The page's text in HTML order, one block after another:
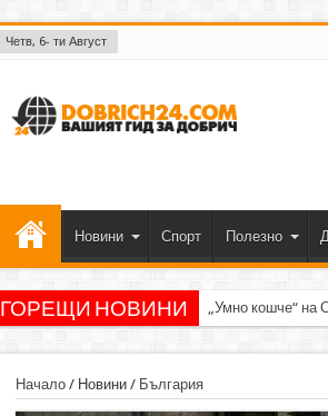
Четв, 6- ти Август
Новини Спорт Полезно
ГОРЕЩИ НОВИНИ „Умно кошче“ на
Начало/ Новини/ България